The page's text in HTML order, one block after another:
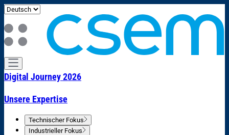
Digital Journey 2026
Unsere Expertise
Technischer Fokus
Industrieller Fokus